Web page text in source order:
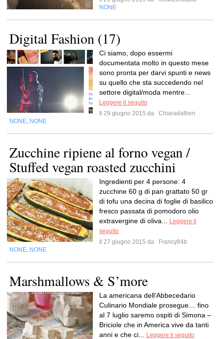
NONE
Digital Fashion (17)
Ci siamo, dopo essermi
documentata molto in questo mese
sono pronta per darvi spunti e news
su quello che sta succedendo nel
settore digital/moda mentre...
Leggere il seguito
Il 29 giugno 2015 da
Chiaradalben
NONE NONE
Zucchine ripiene al forno vegan /
Stuffed vegan roasted zucchini
Ingredienti per 4 persone: 4
zucchine 60 g di pan grattato 50 gr
di tofu una decina di foglie di basilico
fresco passata di pomodoro olio
extravergine di oliva...
Leggere il
seguito
Il 27 giugno 2015 da
Francy84b
NONE NONE
Marshmallows & S’more
La americana dell’Abbecedario
Culinario Mondiale prosegue… fino
al 7 luglio saremo ospiti di Simona –
Briciole che in America vive da tanti
anni e che ci...
Leggere il seguito